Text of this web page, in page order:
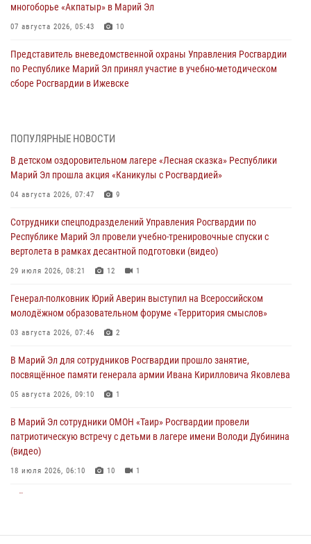
многоборье «Акпатыр» в Марий Эл
07 августа 2026, 05:43 10
Представитель вневедомственной охраны Управления Росгвардии
по Республике Марий Эл принял участие в учебно-методическом
сборе Росгвардии в Ижевске
провели более 90 проверок мест хранения гражданского оружия
06 августа 2026, 08:00
В Марий Эл сотрудники вневедомственной охраны Росгвардии за
05 августа 2026, 09:44
В Марий Эл для сотрудников Росгвардии прошло занятие,
посвящённое памяти генерала армии Ивана Кирилловича Яковлева
В детском оздоровительном лагере «Лесная сказка» Республики
Марий Эл прошла акция «Каникулы с Росгвардией»
Сотрудники Центра лицензионно-разрешительной работы
Управления Росгвардии по Республике Марий Эл приняли участие в
04 августа 2026, 06:46
ПОПУЛЯРНЫЕ НОВОСТИ
В детском оздоровительном лагере «Лесная сказка» Республики
Марий Эл прошла акция «Каникулы с Росгвардией»
04 августа 2026, 07:47 9
Сотрудники спецподразделений Управления Росгвардии по
Республике Марий Эл провели учебно-тренировочные спуски с
вертолета в рамках десантной подготовки (видео)
29 июля 2026, 08:21 12 1
Генерал-полковник Юрий Аверин выступил на Всероссийском
молодёжном образовательном форуме «Территория смыслов»
03 августа 2026, 07:46 2
В Марий Эл для сотрудников Росгвардии прошло занятие,
посвящённое памяти генерала армии Ивана Кирилловича Яковлева
05 августа 2026, 09:10 1
В Марий Эл сотрудники ОМОН «Таир» Росгвардии провели
патриотическую встречу с детьми в лагере имени Володи Дубинина
(видео)
18 июля 2026, 06:10 10 1